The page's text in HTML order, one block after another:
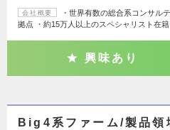
会社概要
・世界有数の総合系コンサル
拠点 ・約15万人以上のスペシャリスト在
興味あり
Big4系ファーム/製品領